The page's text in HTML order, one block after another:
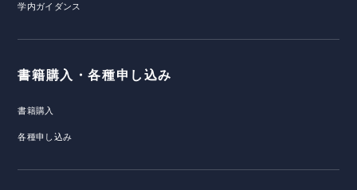
学内ガイダンス
書籍購入・各種申し込み
書籍購入
各種申し込み